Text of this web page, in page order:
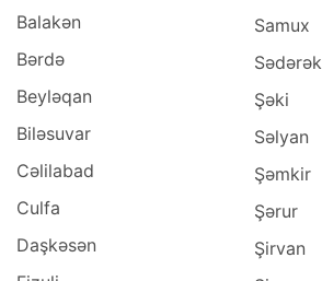
Balakən
Bərdə
Beyləqan
Biləsuvar
Cəlilabad
Culfa
Daşkəsən
Samux
Sədərək
Şəki
Səlyan
Şəmkir
Şərur
Şirvan